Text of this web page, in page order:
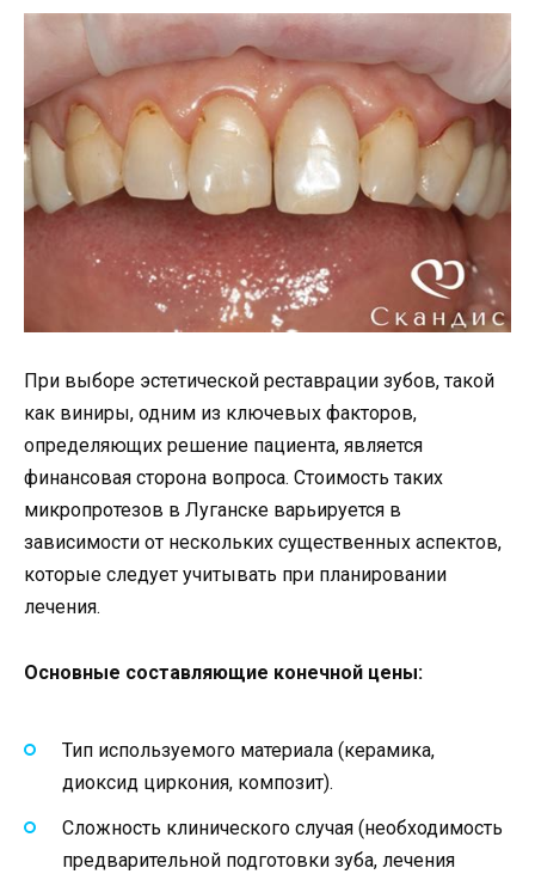
При выборе эстетической реставрации зубов, такой
как виниры, одним из ключевых факторов,
определяющих решение пациента, является
финансовая сторона вопроса. Стоимость таких
микропротезов в Луганске варьируется в
зависимости от нескольких существенных аспектов,
которые следует учитывать при планировании
лечения.
Основные составляющие конечной цены:
Тип используемого материала (керамика,
диоксид циркония, композит).
Сложность клинического случая (необходимость
предварительной подготовки зуба, лечения